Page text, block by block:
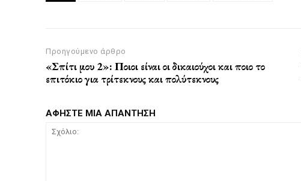
Προηγούμενο άρθρο
«Σπίτι μου 2»: Ποιοι είναι οι δικαιούχοι και ποιο το
επιτόκιο για τρίτεκνους και πολύτεκνους
ΑΦΗΣΤΕ ΜΙΑ ΑΠΑΝΤΗΣΗ